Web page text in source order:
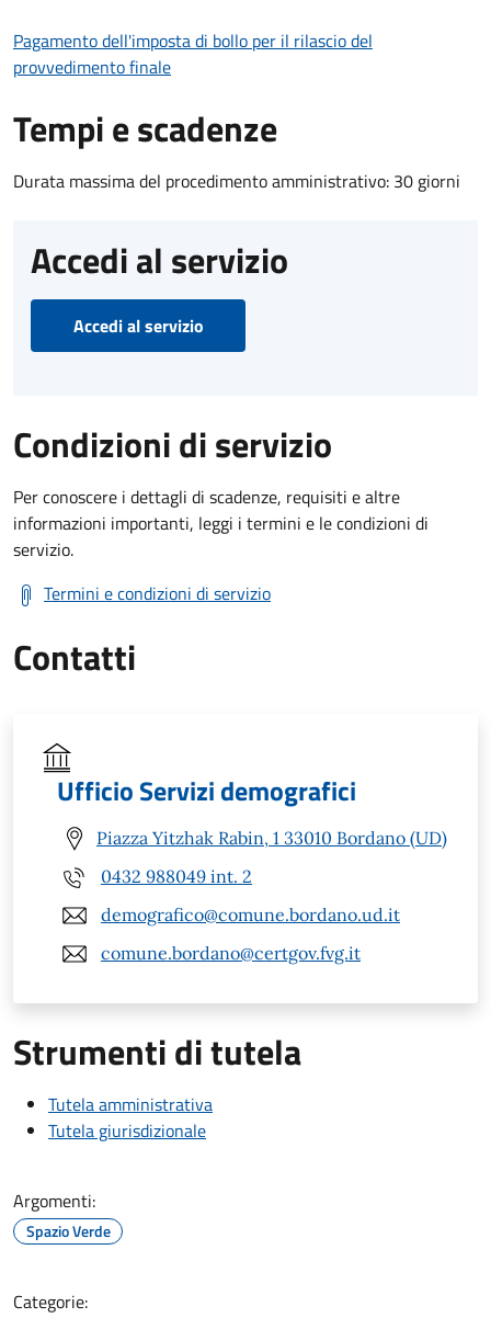
Pagamento dell'imposta di bollo per il rilascio del
provvedimento finale
Tempi e scadenze
Durata massima del procedimento amministrativo: 30 giorni
Accedi al servizio
Accedi al servizio
Condizioni di servizio
Per conoscere i dettagli di scadenze, requisiti e altre
informazioni importanti, leggi i termini e le condizioni di
servizio.
Termini e condizioni di servizio
Contatti
Ufficio Servizi demografici
Piazza Yitzhak Rabin, 1 33010 Bordano (UD)
0432 988049 int. 2
demografico@comune.bordano.ud.it
comune.bordano@certgov.fvg.it
Strumenti di tutela
Tutela amministrativa
Tutela giurisdizionale
Argomenti:
Spazio Verde
Categorie: